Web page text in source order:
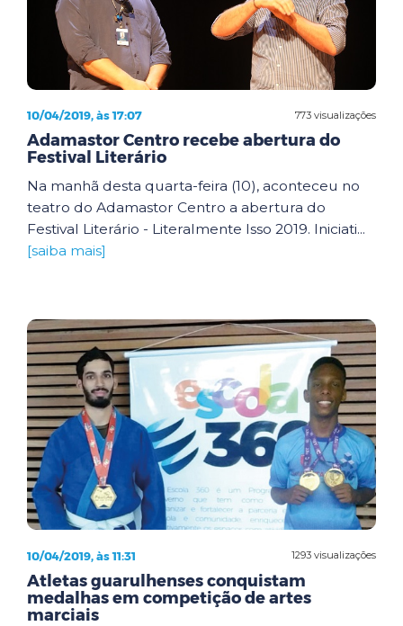
773 visualizações
10/04/2019, às 17:07
Adamastor Centro recebe abertura do
Festival Literário
Na manhã desta quarta-feira (10), aconteceu no
teatro do Adamastor Centro a abertura do
Festival Literário - Literalmente Isso 2019. Iniciati...
[saiba mais]
1293 visualizações
10/04/2019, às 11:31
Atletas guarulhenses conquistam
medalhas em competição de artes
marciais